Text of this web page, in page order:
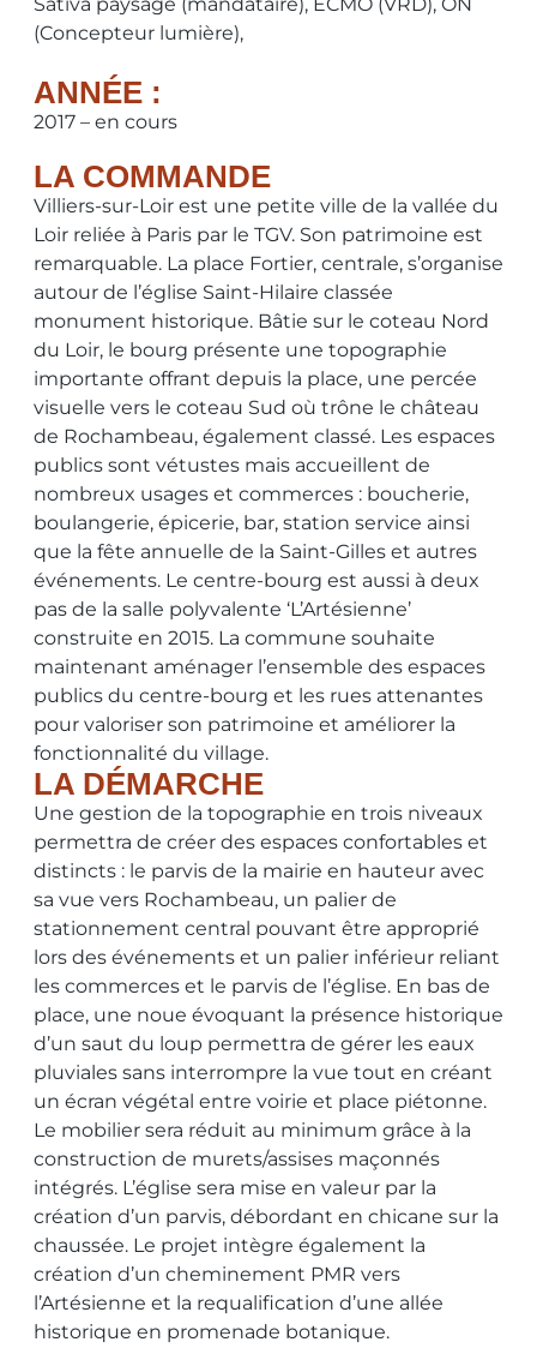
(Concepteur lumière),
ANNÉE :
2017 – en cours
LA COMMANDE
Villiers-sur-Loir est une petite ville de la vallée du
Loir reliée à Paris par le TGV. Son patrimoine est
remarquable. La place Fortier, centrale, s’organise
autour de l’église Saint-Hilaire classée
monument historique. Bâtie sur le coteau Nord
du Loir, le bourg présente une topographie
importante offrant depuis la place, une percée
visuelle vers le coteau Sud où trône le château
de Rochambeau, également classé. Les espaces
publics sont vétustes mais accueillent de
nombreux usages et commerces : boucherie,
boulangerie, épicerie, bar, station service ainsi
que la fête annuelle de la Saint-Gilles et autres
événements. Le centre-bourg est aussi à deux
pas de la salle polyvalente ‘L’Artésienne’
construite en 2015. La commune souhaite
maintenant aménager l’ensemble des espaces
publics du centre-bourg et les rues attenantes
pour valoriser son patrimoine et améliorer la
fonctionnalité du village.
LA DÉMARCHE
Une gestion de la topographie en trois niveaux
permettra de créer des espaces confortables et
distincts : le parvis de la mairie en hauteur avec
sa vue vers Rochambeau, un palier de
stationnement central pouvant être approprié
lors des événements et un palier inférieur reliant
les commerces et le parvis de l’église. En bas de
place, une noue évoquant la présence historique
d’un saut du loup permettra de gérer les eaux
pluviales sans interrompre la vue tout en créant
un écran végétal entre voirie et place piétonne.
Le mobilier sera réduit au minimum grâce à la
construction de murets/assises maçonnés
intégrés. L’église sera mise en valeur par la
création d’un parvis, débordant en chicane sur la
chaussée. Le projet intègre également la
création d’un cheminement PMR vers
l’Artésienne et la requalification d’une allée
historique en promenade botanique.